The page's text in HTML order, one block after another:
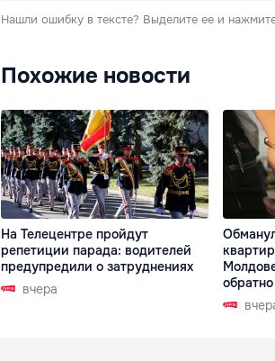
Нашли ошибку в тексте? Выделите ее и
Похожие новости
На Телецентре пройдут
репетиции парада: водителей
предупредили о затруднениях
вчера